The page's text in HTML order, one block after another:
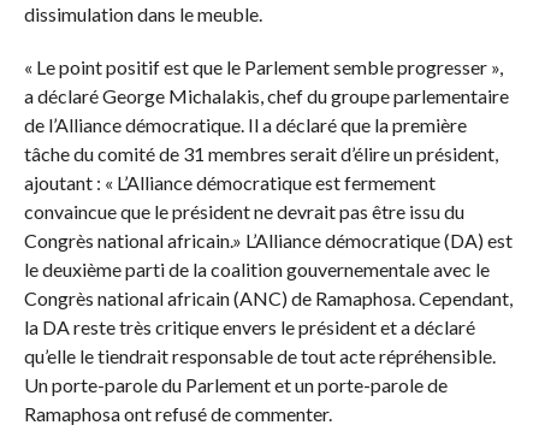
dissimulation dans le meuble.
« Le point positif est que le Parlement semble progresser »,
a déclaré George Michalakis, chef du groupe parlementaire
de l’Alliance démocratique. Il a déclaré que la première
tâche du comité de 31 membres serait d’élire un président,
ajoutant : « L’Alliance démocratique est fermement
convaincue que le président ne devrait pas être issu du
Congrès national africain.» L’Alliance démocratique (DA) est
le deuxième parti de la coalition gouvernementale avec le
Congrès national africain (ANC) de Ramaphosa. Cependant,
la DA reste très critique envers le président et a déclaré
qu’elle le tiendrait responsable de tout acte répréhensible.
Un porte-parole du Parlement et un porte-parole de
Ramaphosa ont refusé de commenter.